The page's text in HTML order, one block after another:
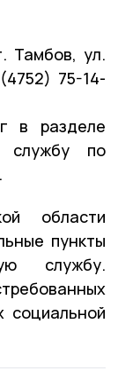
Тамбов, ул.
75-14-
в разделе
службу по
области
пункты
службу.
социальной